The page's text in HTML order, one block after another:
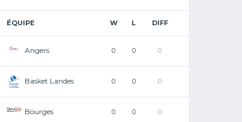
ÉQUIPE W L DIFF
Angers 0 0 0
Basket Landes 0 0 0
Bourges 0 0 0